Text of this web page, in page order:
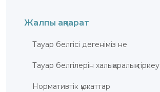
ОБЪЕКТІЛЕРІ
Жалпы ақпарат
Тауар белгісі дегеніміз не
Тауар белгілерін халықаралық тіркеу
Нормативтік құжаттар